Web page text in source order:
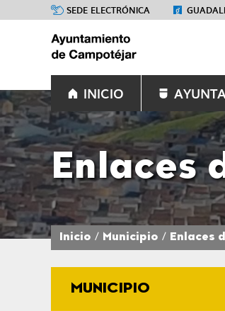
SEDE ELECTRÓNICA
INICIO
Enlaces
Inicio Municipio Enlaces
MUNICIPIO